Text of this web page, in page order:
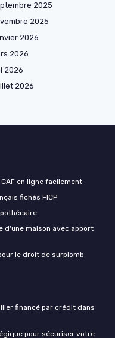
2025
2025
2026
2026
2026
2026
en ligne facilement
fichés FICP
d'une maison avec apport
le droit de surplomb
financé par crédit dans
pour sécuriser votre